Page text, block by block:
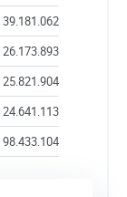
39.181.062
26.173.893
25.821.904
24.641.113
98.433.104